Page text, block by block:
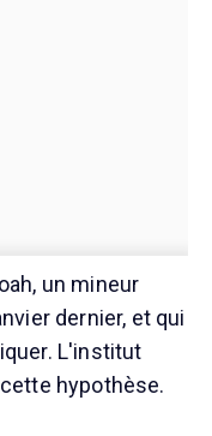
un mineur
dernier, et qui
L'institut
hypothèse.